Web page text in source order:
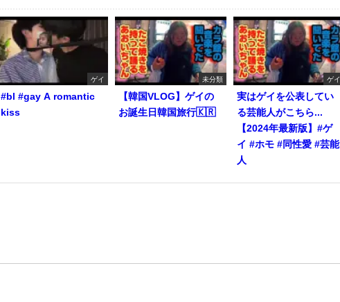
ゲイ
#bl #gay A romantic
kiss
未分類
【韓国VLOG】ゲイの
お誕生日韓国旅行🇰🇷
ゲイ
実はゲイを公表してい
る芸能人がこちら...
【2024年最新版】#ゲ
イ #ホモ #同性愛 #芸能
人